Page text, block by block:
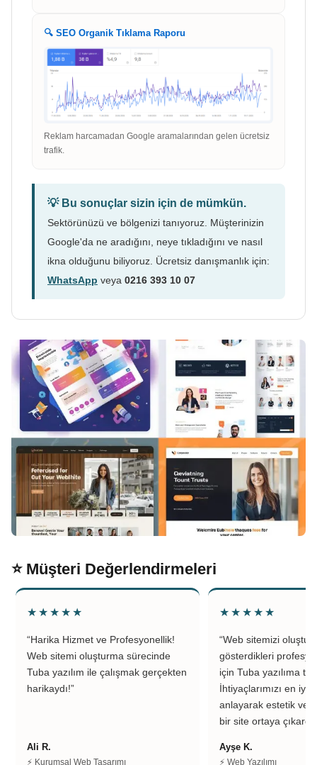
🔍 SEO Organik Tıklama Raporu
Reklam harcamadan Google aramalarından gelen ücretsiz
trafik.
💡 Bu sonuçlar sizin için de mümkün.
Sektörünüzü ve bölgenizi tanıyoruz. Müşterinizin
Google'da ne aradığını, neye tıkladığını ve nasıl
ikna olduğunu biliyoruz. Ücretsiz danışmanlık için:
WhatsApp veya 0216 393 10 07
⭐ Müşteri Değerlendirmeleri
★★★★★
“Harika Hizmet ve Profesyonellik!
Web sitemi oluşturma sürecinde
Tuba yazılım ile çalışmak gerçekten
harikaydı!”
Ali R.
⚡ Kurumsal Web Tasarımı
★★★★★
“Web sitemizi
gösterdikleri
için Tuba yazılıma
İhtiyaçlarımızı en iyi
anlayarak estetik ve
bir site ortaya
Ayşe K.
⚡ Web Yazılımı